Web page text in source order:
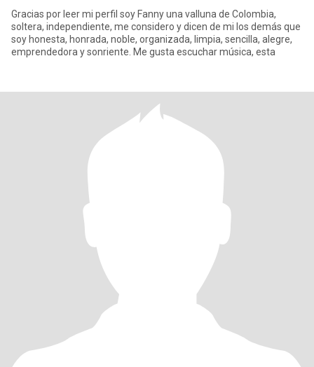
Gracias por leer mi perfil soy Fanny una valluna de Colombia,
soltera, independiente, me considero y dicen de mi los demás que
soy honesta, honrada, noble, organizada, limpia, sencilla, alegre,
emprendedora y sonriente. Me gusta escuchar música, esta